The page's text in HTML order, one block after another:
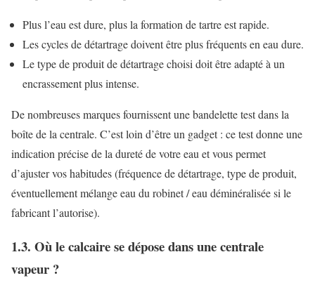
Plus l’eau est dure, plus la formation de tartre est rapide.
Les cycles de détartrage doivent être plus fréquents en eau dure.
Le type de produit de détartrage choisi doit être adapté à un
encrassement plus intense.
De nombreuses marques fournissent une bandelette test dans la
boîte de la centrale. C’est loin d’être un gadget : ce test donne une
indication précise de la dureté de votre eau et vous permet
d’ajuster vos habitudes (fréquence de détartrage, type de produit,
éventuellement mélange eau du robinet / eau déminéralisée si le
fabricant l’autorise).
1.3. Où le calcaire se dépose dans une centrale
vapeur ?